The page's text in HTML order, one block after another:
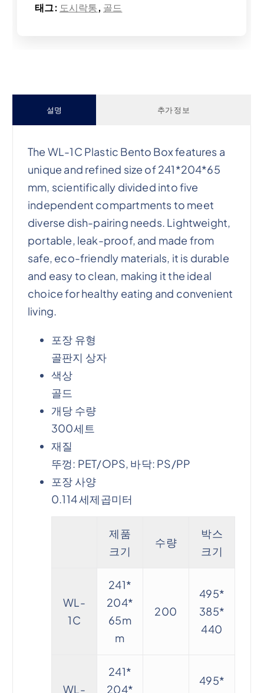
태그: 도시락통, 골드
설명 추가 정보
The WL-1C Plastic Bento Box features a
unique and refined size of 241*204*65
mm, scientifically divided into five
independent compartments to meet
diverse dish-pairing needs. Lightweight,
portable, leak-proof, and made from
safe, eco-friendly materials, it is durable
and easy to clean, making it the ideal
choice for healthy eating and convenient
living.
포장 유형
골판지 상자
색상
골드
개당 수량
300세트
재질
뚜껑: PET/OPS, 바닥: PS/PP
포장 사양
0.114 세제곱미터
제품
크기
수량
박스
크기
WL-
1C
241*
204*
65m
m
200
495*
385*
440
WL-
241*
204*
495*